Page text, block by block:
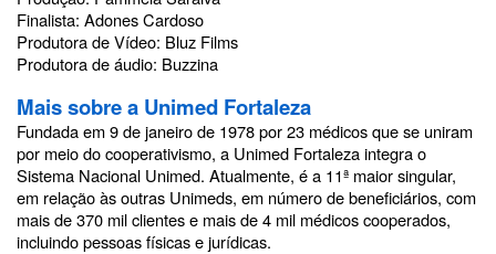
Finalista: Adones Cardoso
Produtora de Vídeo: Bluz Films
Produtora de áudio: Buzzina
Mais sobre a Unimed Fortaleza
Fundada em 9 de janeiro de 1978 por 23 médicos que se uniram
por meio do cooperativismo, a Unimed Fortaleza integra o
Sistema Nacional Unimed. Atualmente, é a 11ª maior singular,
em relação às outras Unimeds, em número de beneficiários, com
mais de 370 mil clientes e mais de 4 mil médicos cooperados,
incluindo pessoas físicas e jurídicas.